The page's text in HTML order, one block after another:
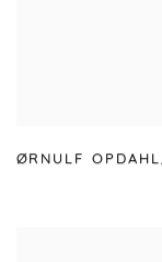
ØRNULF OPDAHL,